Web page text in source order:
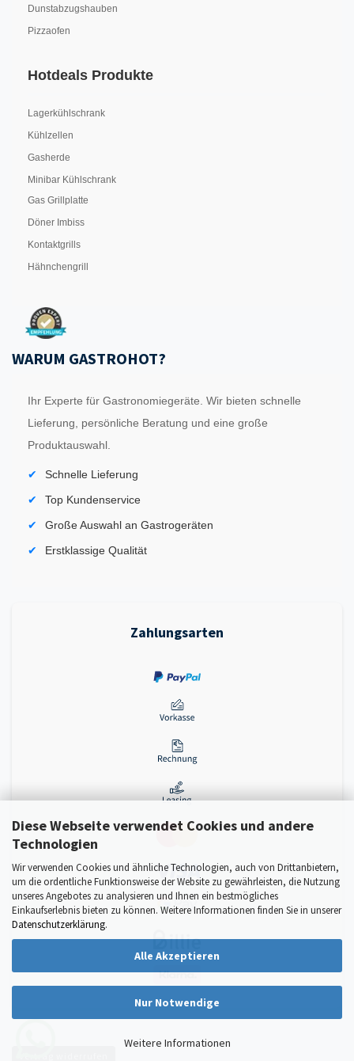
Diese Webseite verwendet Cookies und andere
Technologien
Wir verwenden Cookies und ähnliche Technologien, auch von Drittanbietern,
um die ordentliche Funktionsweise der Website zu gewährleisten, die Nutzung
unseres Angebotes zu analysieren und Ihnen ein bestmögliches
Einkaufserlebnis bieten zu können. Weitere Informationen finden Sie in unserer
Datenschutzerklärung.
Alle Akzeptieren
Nur Notwendige
Weitere Informationen
Dunstabzugshauben
Pizzaofen
Hotdeals Produkte
Lagerkühlschrank
Kühlzellen
Gasherde
Minibar Kühlschrank
Gas Grillplatte
Döner Imbiss
Kontaktgrills
Hähnchengrill
WARUM GASTROHOT?
Ihr Experte für Gastronomiegeräte. Wir bieten schnelle
Lieferung, persönliche Beratung und eine große
Produktauswahl.
Schnelle Lieferung
Top Kundenservice
Große Auswahl an Gastrogeräten
Erstklassige Qualität
Zahlungsarten